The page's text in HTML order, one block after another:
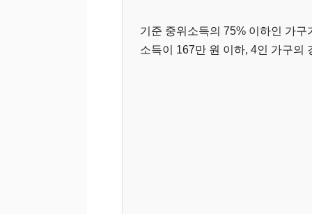
기준 중위소득의 75% 이하인 가
소득이 167만 원 이하, 4인 가구의